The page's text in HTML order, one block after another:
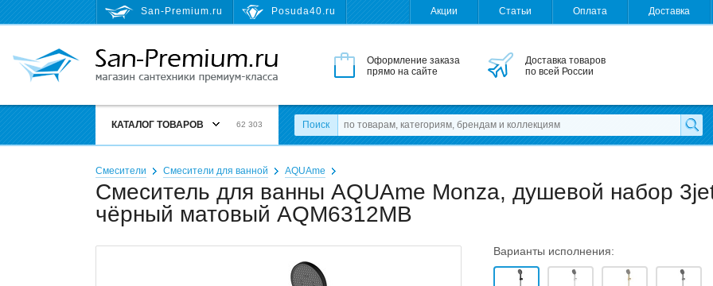
San-Premium.ru Posuda40.ru Акции Статьи Оплата Доставка
Оформление заказа
прямо на сайте
Доставка товаров
по всей России
КАТАЛОГ ТОВАРОВ 62 303 Поиск
Смесители Смесители для ванной AQUAme
Смеситель для ванны AQUAme Monza, душевой набор
чёрный матовый AQM6312MB
Варианты исполнения: